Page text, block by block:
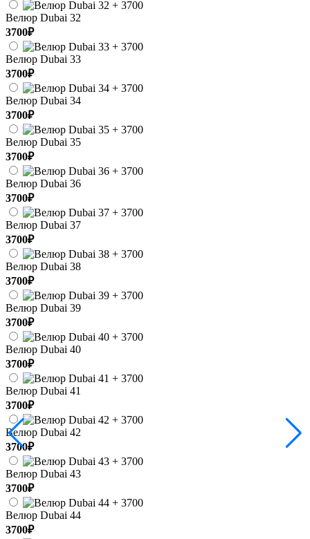
Велюр Dubai 32
3700₽
Велюр Dubai 33
3700₽
Велюр Dubai 34
3700₽
Велюр Dubai 35
3700₽
Велюр Dubai 36
3700₽
Велюр Dubai 37
3700₽
Велюр Dubai 38
3700₽
Велюр Dubai 39
3700₽
Велюр Dubai 40
3700₽
Велюр Dubai 41
3700₽
Велюр Dubai 42
3700₽
Велюр Dubai 43
3700₽
Велюр Dubai 44
3700₽